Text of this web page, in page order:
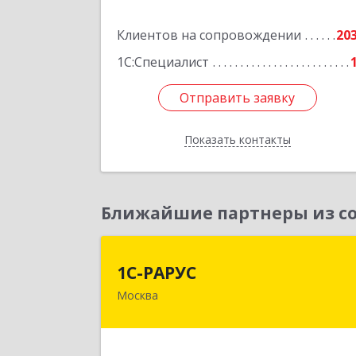
Клиентов на сопровождении
1С:Специалист
1
Отправить заявку
Показать контакты
Отправить заявку
Назад
Ближайшие партнеры из
1С-РАРУС
Москва127434, Москва г, Дмитровское ш,